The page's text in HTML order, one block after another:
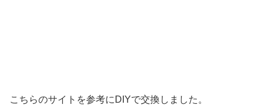
こちらのサイトを参考にDIYで交換しました。